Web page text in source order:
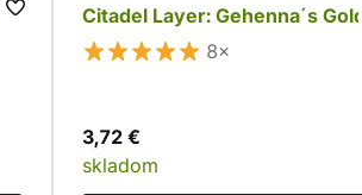
Citadel Layer: Gehenna´s Gold
8×
3,72 €
skladom